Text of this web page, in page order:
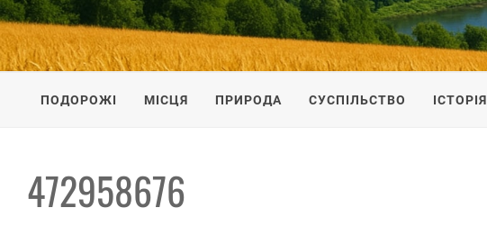
UKRAINE-IS
ПОДОРОЖI ПО УКРАЇНІ
ПОДОРОЖІ МІСЦЯ ПРИРОДА СУСПІЛЬСТВО ІСТОРІЯ
472958676